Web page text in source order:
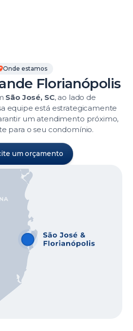
Onde estamos
Florianópolis
São José, SC, ao lado de
equipe está estrategicamente
um atendimento próximo,
para o seu condomínio.
um orçamento